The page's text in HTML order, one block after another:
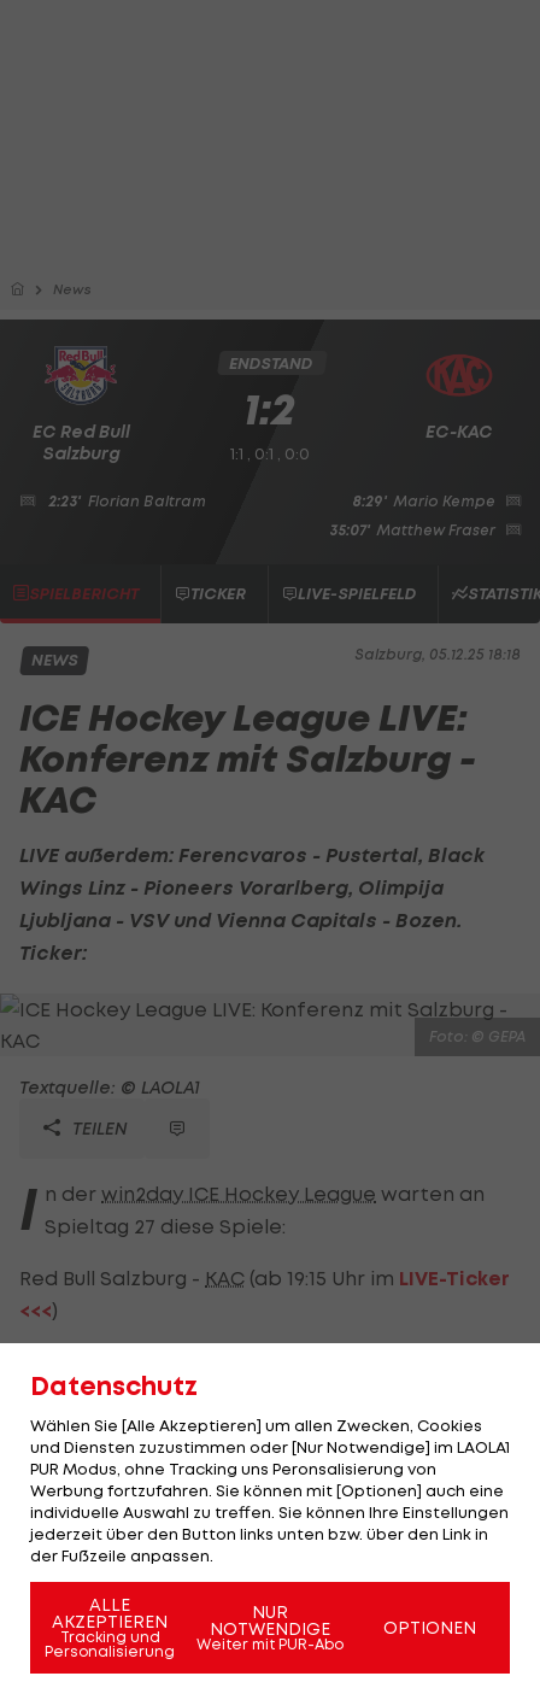
News
EC Red Bull
Salzburg
EC-KAC
ENDSTAND
1:2
1:1 , 0:1 , 0:0
2:23' Florian Baltram 8:29' Mario Kempe
35:07' Matthew Fraser
SPIELBERICHT TICKER LIVE-SPIELFELD
Salzburg, 05.12.25 18:18
NEWS
ICE Hockey League LIVE:
Konferenz mit Salzburg -
KAC
LIVE außerdem: Ferencvaros - Pustertal, Black
Wings Linz - Pioneers Vorarlberg, Olimpija
Ljubljana - VSVund Vienna Capitals - Bozen.
Ticker:
Foto: © GEPA
Textquelle: © LAOLA1
TEILEN
I n der win2day ICE Hockey League warten an
Spieltag 27 diese Spiele:
Red Bull Salzburg - KAC (ab 19:15 Uhr im LIVE-Ticker
<<<)
Ticker <<<)
Black Wings Linz-Pioneers Vorarlberg(ab 19:15 Uhr
imLIVE-Ticker <<<)
Olimpija Ljubljana-VSV(ab 19:15 Uhr imLIVE-Ticker
<<<)
Vienna Capitals HC Bozen
LIVE-
Ticker <<<)
Datenschutz
Wählen Sie [Alle Akzeptieren] um allen Zwecken, Cookies
und Diensten zuzustimmen oder [Nur Notwendige] im LAOLA1
PUR Modus, ohne Tracking uns Peronsalisierung von
Werbung fortzufahren. Sie können mit [Optionen] auch eine
individuelle Auswahl zu treffen. Sie können Ihre Einstellungen
jederzeit über den Button links unten bzw. über den Link in
der Fußzeile anpassen.
ALLE
AKZEPTIEREN
Tracking und
Personalisierung
NUR
NOTWENDIGE
Weiter mit PUR-Abo
OPTIONEN